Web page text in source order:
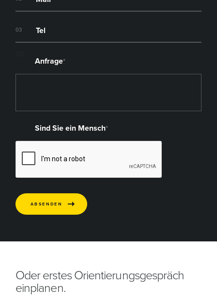
03
Anfrage*
Sind Sie ein Mensch*
ABSENDEN
ausgefüllt
werden
Oder erstes Orientierungsgespräch
einplanen.